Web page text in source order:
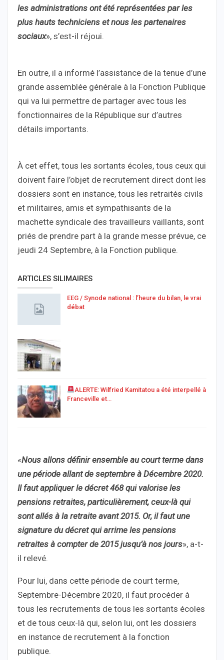
les administrations ont été représentées par les
plus hauts techniciens et nous les partenaires
sociaux», s’est-il réjoui.
En outre, il a informé l’assistance de la tenue d’une
grande assemblée générale à la Fonction Publique
qui va lui permettre de partager avec tous les
fonctionnaires de la République sur d’autres
détails importants.
À cet effet, tous les sortants écoles, tous ceux qui
doivent faire l’objet de recrutement direct dont les
dossiers sont en instance, tous les retraités civils
et militaires, amis et sympathisants de la
machette syndicale des travailleurs vaillants, sont
priés de prendre part à la grande messe prévue, ce
jeudi 24 Septembre, à la Fonction publique.
ARTICLES SILIMAIRES
EEG / Synode national : l’heure du bilan, le vrai
débat
ALERTE: Wilfried Kamitatou a été interpellé à
Franceville et…
«Nous allons définir ensemble au court terme dans
une période allant de septembre à Décembre 2020.
Il faut appliquer le décret 468 qui valorise les
pensions retraites, particulièrement, ceux-là qui
sont allés à la retraite avant 2015. Or, il faut une
signature du décret qui arrime les pensions
retraites à compter de 2015 jusqu’à nos jours», a-t-
il relevé.
Pour lui, dans cette période de court terme,
Septembre-Décembre 2020, il faut procéder à
tous les recrutements de tous les sortants écoles
et de tous ceux-là qui, selon lui, ont les dossiers
en instance de recrutement à la fonction
publique.